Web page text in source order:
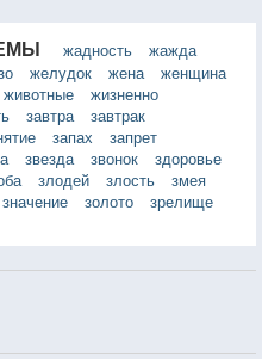
жадность
жажда
желудок жена
женщина
животные
жизненно
завтра
завтрак
запах
запрет
звезда звонок
здоровье
злодей злость
змея
значение золото
зрелище